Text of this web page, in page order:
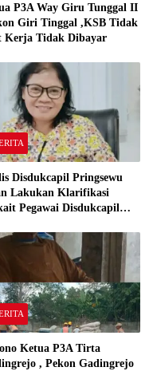
P3A Way Giru Tunggal II
Giri Tinggal ,KSB Tidak
Kerja Tidak Dibayar
Disdukcapil Pringsewu
Lakukan Klarifikasi
Pegawai Disdukcapil
Ketua P3A Tirta
, Pekon Gadingrejo